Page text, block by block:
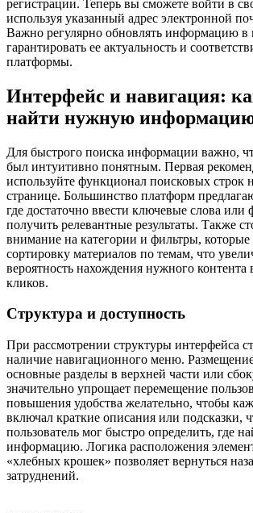
регистрации. Теперь вы сможете войти в
используя указанный адрес электронной
Важно регулярно обновлять информацию в
гарантировать ее актуальность и
платформы.
Интерфейс и навигация:
найти нужную
Для быстрого поиска информации важно,
был интуитивно понятным. Первая
используйте функционал поисковых строк
странице. Большинство платформ
где достаточно ввести ключевые слова или
получить релевантные результаты. Также
внимание на категории и фильтры,
сортировку материалов по темам, что
вероятность нахождения нужного контента
кликов.
Структура и доступность
При рассмотрении структуры интерфейса
наличие навигационного меню.
основные разделы в верхней части или
значительно упрощает перемещение
повышения удобства желательно, чтобы
включал краткие описания или подсказки,
пользователь мог быстро определить, где
информацию. Логика расположения
«хлебных крошек» позволяет вернуться
затруднений.